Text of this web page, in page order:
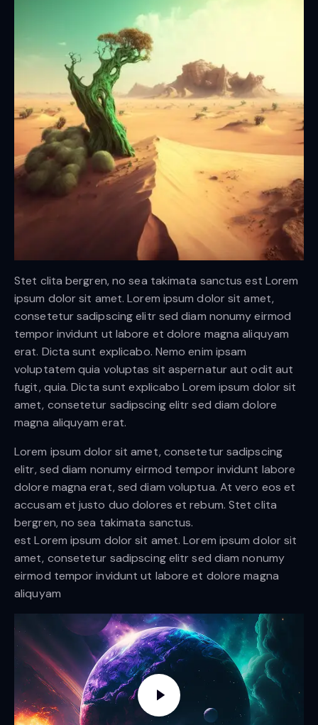
Stet clita bergren, no sea takimata sanctus est Lorem
ipsum dolor sit amet. Lorem ipsum dolor sit amet,
consetetur sadipscing elitr sed diam nonumy eirmod
tempor invidunt ut labore et dolore magna aliquyam
erat. Dicta sunt explicabo. Nemo enim ipsam
voluptatem quia voluptas sit aspernatur aut odit aut
fugit, quia. Dicta sunt explicabo Lorem ipsum dolor sit
amet, consetetur sadipscing elitr sed diam dolore
magna aliquyam erat.
Lorem ipsum dolor sit amet, consetetur sadipscing
elitr, sed diam nonumy eirmod tempor invidunt labore
dolore magna erat, sed diam voluptua. At vero eos et
accusam et justo duo dolores et rebum. Stet clita
bergren, no sea takimata sanctus.
est Lorem ipsum dolor sit amet. Lorem ipsum dolor sit
amet, consetetur sadipscing elitr sed diam nonumy
eirmod tempor invidunt ut labore et dolore magna
aliquyam